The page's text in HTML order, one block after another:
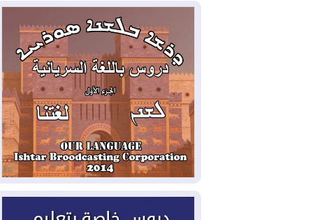
2026-08-06بعد هجومين قرب باب المندب..
تحذيرات من تصعيد يهدد الملاحة في البحر
الأحمر
2026-08-06 مئات القاصرين بلا مأوى.. أزمة
سبتة تتصاعد وتضغط على مدريد
2026-08-05
لمدة عام.. بدء توريد 100
مليون قدم مكعب يومياً من غاز كورمور في
إقليم كوردستان إلى وزارة الكهرباء العراقية
2026-08-05
15كارثة بيئية ومناخية ترسم
ملامح أخطر التحديات التي تواجه العراق